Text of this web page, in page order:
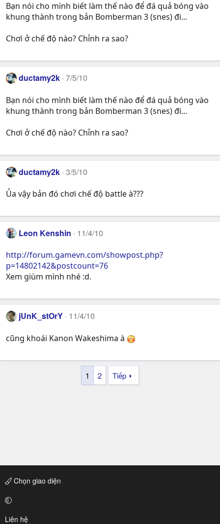
Bạn nói cho mình biết làm thế nào để đá quả bóng vào
khung thành trong bản Bomberman 3 (snes) đi...
Chơi ở chế độ nào? Chỉnh ra sao?
ductamy2k 7/5/10
Bạn nói cho mình biết làm thế nào để đá quả bóng vào
khung thành trong bản Bomberman 3 (snes) đi...
Chơi ở chế độ nào? Chỉnh ra sao?
ductamy2k 3/5/10
Ủa vậy bản đó chơi chế độ battle à???
Leon Kenshin 11/4/10
http://forum.gamevn.com/showpost.php?
p=14802142&postcount=76
Xem giùm mình nhé :d.
jUnK_stOrY 11/4/10
cũng khoái Kanon Wakeshima à
1 2 Tiếp
Chọn giao diện
Liên hệ